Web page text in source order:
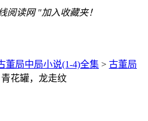
阅读网 "加入收藏夹！
董局中局小说(1-4)全集 > 古董局
花罐，龙走纹